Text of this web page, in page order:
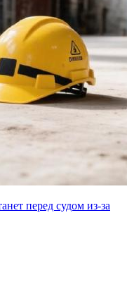
перед судом из-за